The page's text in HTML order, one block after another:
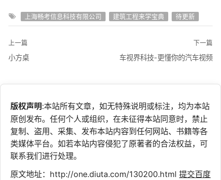
上海畅考信息科技有限公司 建筑工程来学宝典 待更新
上一篇
小方桌
下一篇
车视界科技-更懂你的汽车视频
版权声明:本站所有文章，如无特殊说明或标注，均为本站
原创发布。任何个人或组织，在未征得本站同意时，禁止
复制、盗用、采集、发布本站内容到任何网站、书籍等各
类媒体平台。如若本站内容侵犯了原著者的合法权益，可
联系我们进行处理。
原文地址：http://one.diuta.com/130200.html 提交百度